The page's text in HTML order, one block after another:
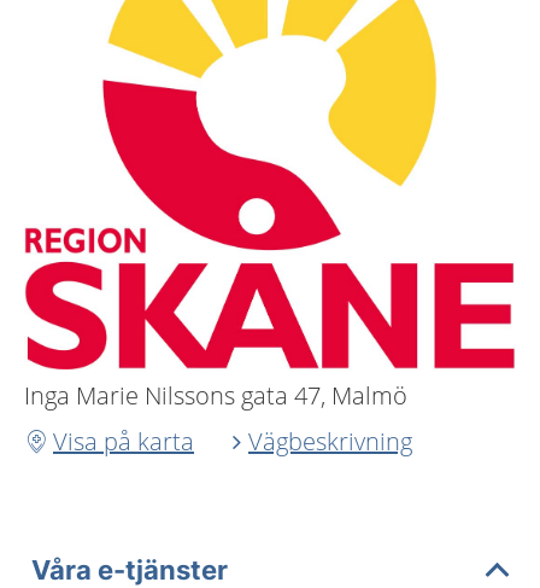
Inga Marie Nilssons gata 47, Malmö
Visa på karta
Vägbeskrivning
Våra e-tjänster